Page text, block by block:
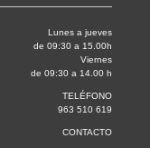
Lunes a jueves
de 09:30 a 15.00h
Viernes
de 09:30 a 14.00 h
TELÉFONO
963 510 619
CONTACTO